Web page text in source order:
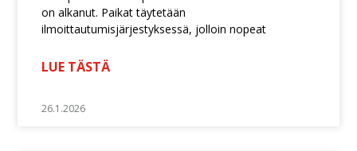
on alkanut. Paikat täytetään
ilmoittautumisjärjestyksessä, jolloin nopeat
LUE TÄSTÄ
26.1.2026